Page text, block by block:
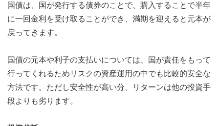
国債は、国が発行する債券のことで、購入することで半年
に一回金利を受け取ることができ、満期を迎えると元本が
戻ってきます。
国債の元本や利子の支払いについては、国が責任をもって
行ってくれるためリスクの資産運用の中でも比較的安全な
方法です。ただし安全性が高い分、リターンは他の投資手
段よりも劣ります。